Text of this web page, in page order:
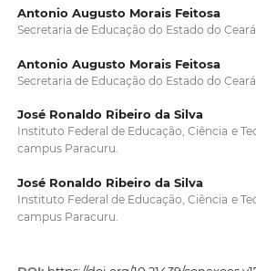
Antonio Augusto Morais Feitosa
Secretaria de Educação do Estado do Ceará
Antonio Augusto Morais Feitosa
Secretaria de Educação do Estado do Ceará
José Ronaldo Ribeiro da Silva
Instituto Federal de Educação, Ciência e
campus Paracuru.
José Ronaldo Ribeiro da Silva
Instituto Federal de Educação, Ciência e
campus Paracuru.